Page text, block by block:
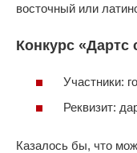
восточный или
Конкурс «Дартс
Участники:
Реквизит:
Казалось бы, что